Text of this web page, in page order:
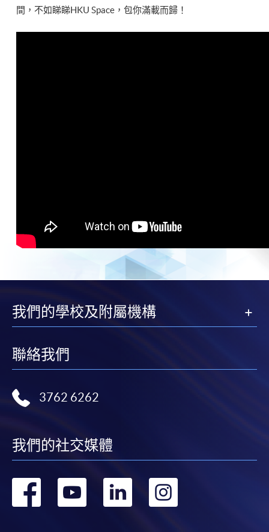
間，不如睇睇HKU Space，包你滿載而歸！
我們的學校及附屬機構
聯絡我們
3762 6262
我們的社交媒體
轉
轉
轉